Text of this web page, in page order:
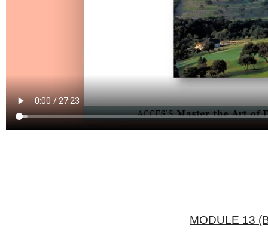
MODULE 13